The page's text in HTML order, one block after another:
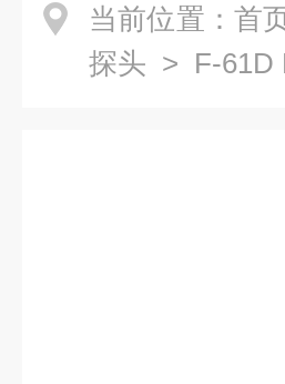
当前位置： 首
探头 > F-61D